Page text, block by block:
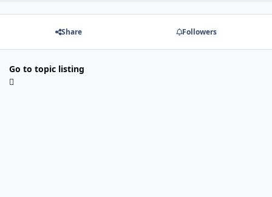
Share Followers
Go to topic listing